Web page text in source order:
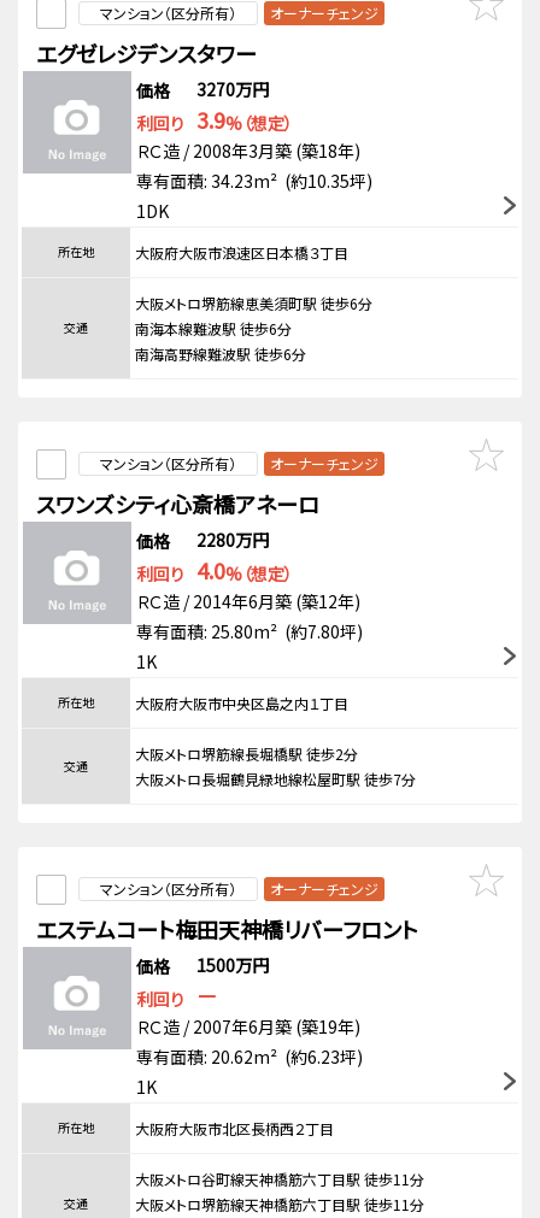
マンション（区分所有） オーナーチェンジ
エグゼレジデンスタワー
価格
3270万円
利回り 3.9%（想定）
ＲＣ造 / 2008年3月築 (築18年)
専有面積: 34.23m² (約10.35坪)
1DK
所在地 大阪府大阪市浪速区日本橋３丁目
交通
大阪メトロ堺筋線恵美須町駅 徒歩6分
南海本線難波駅 徒歩6分
南海高野線難波駅 徒歩6分
マンション（区分所有） オーナーチェンジ
スワンズシティ心斎橋アネーロ
価格
2280万円
利回り 4.0%（想定）
ＲＣ造 / 2014年6月築 (築12年)
専有面積: 25.80m² (約7.80坪)
1K
所在地 大阪府大阪市中央区島之内１丁目
交通
大阪メトロ堺筋線長堀橋駅 徒歩2分
大阪メトロ長堀鶴見緑地線松屋町駅 徒歩7分
マンション（区分所有） オーナーチェンジ
エステムコート梅田天神橋リバーフロント
価格
1500万円
利回り
－
ＲＣ造 / 2007年6月築 (築19年)
専有面積: 20.62m² (約6.23坪)
1K
所在地 大阪府大阪市北区長柄西２丁目
交通
大阪メトロ谷町線天神橋筋六丁目駅 徒歩11分
大阪メトロ堺筋線天神橋筋六丁目駅 徒歩11分